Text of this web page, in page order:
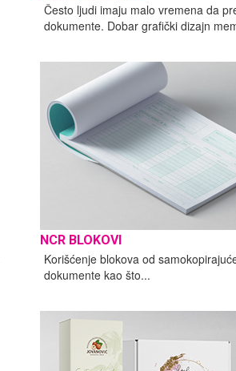
Često ljudi imaju malo vremena da
dokumente. Dobar grafički dizajn
NCR BLOKOVI
Korišćenje blokova od
dokumente kao što...